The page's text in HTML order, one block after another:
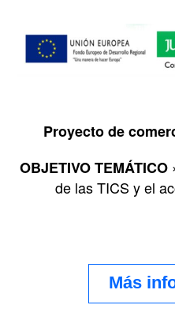
Proyecto de
OBJETIVO TEMÁTICO
de las TICS y el
Más